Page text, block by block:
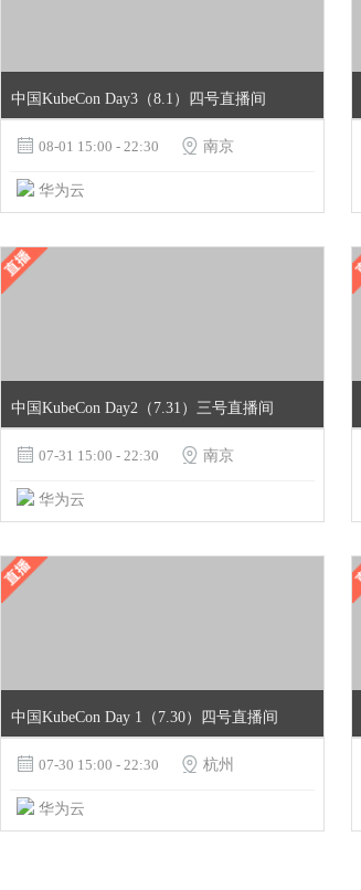
中国KubeCon Day3（8.1）四号直播间
 08-01 15:00 - 22:30  南京
华为云
中国KubeCon Day2（7.31）三号直播间
 07-31 15:00 - 22:30  南京
华为云
中国KubeCon Day 1（7.30）四号直播间
 07-30 15:00 - 22:30  杭州
华为云